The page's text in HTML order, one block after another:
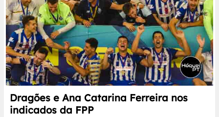
Dragões e Ana Catarina Ferreira nos
indicados da FPP